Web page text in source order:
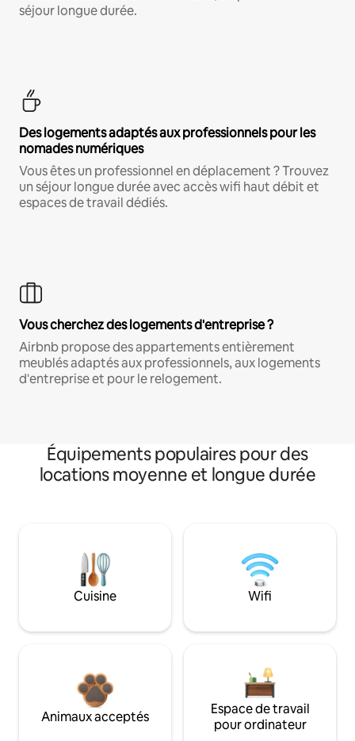
séjour longue durée.
Des logements adaptés aux professionnels pour les
nomades numériques
Vous êtes un professionnel en déplacement ? Trouvez
un séjour longue durée avec accès wifi haut débit et
espaces de travail dédiés.
Vous cherchez des logements d'entreprise ?
Airbnb propose des appartements entièrement
meublés adaptés aux professionnels, aux logements
d'entreprise et pour le relogement.
Équipements populaires pour des
locations moyenne et longue durée
Cuisine Wifi
Animaux acceptés
Espace de travail
pour ordinateur